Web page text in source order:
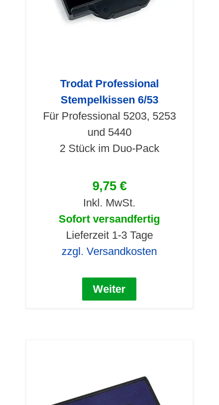
Trodat Professional
Stempelkissen 6/53
Für Professional 5203, 5253
und 5440
2 Stück im Duo-Pack
9,75 €
Inkl. MwSt.
Sofort versandfertig
Lieferzeit 1-3 Tage
zzgl. Versandkosten
Weiter